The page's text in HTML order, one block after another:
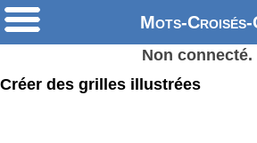
Mots-Croisés-
Non connecté.
Créer des grilles illustrées